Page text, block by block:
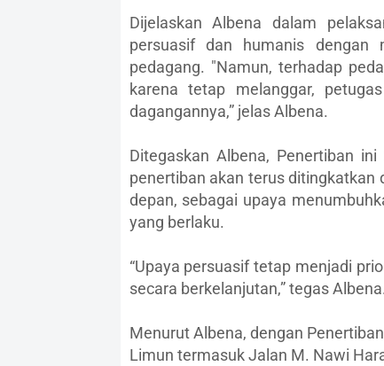
Dijelaskan Albena dalam
persuasif dan humanis dengan
pedagang. "Namun, terhadap
karena tetap melanggar,
dagangannya,” jelas Albena.
Ditegaskan Albena, Penertiban
penertiban akan terus ditingkatkan
depan, sebagai upaya
yang berlaku.
“Upaya persuasif tetap menjadi
secara berkelanjutan,” tegas Albena.
Menurut Albena, dengan
Limun termasuk Jalan M. Nawi